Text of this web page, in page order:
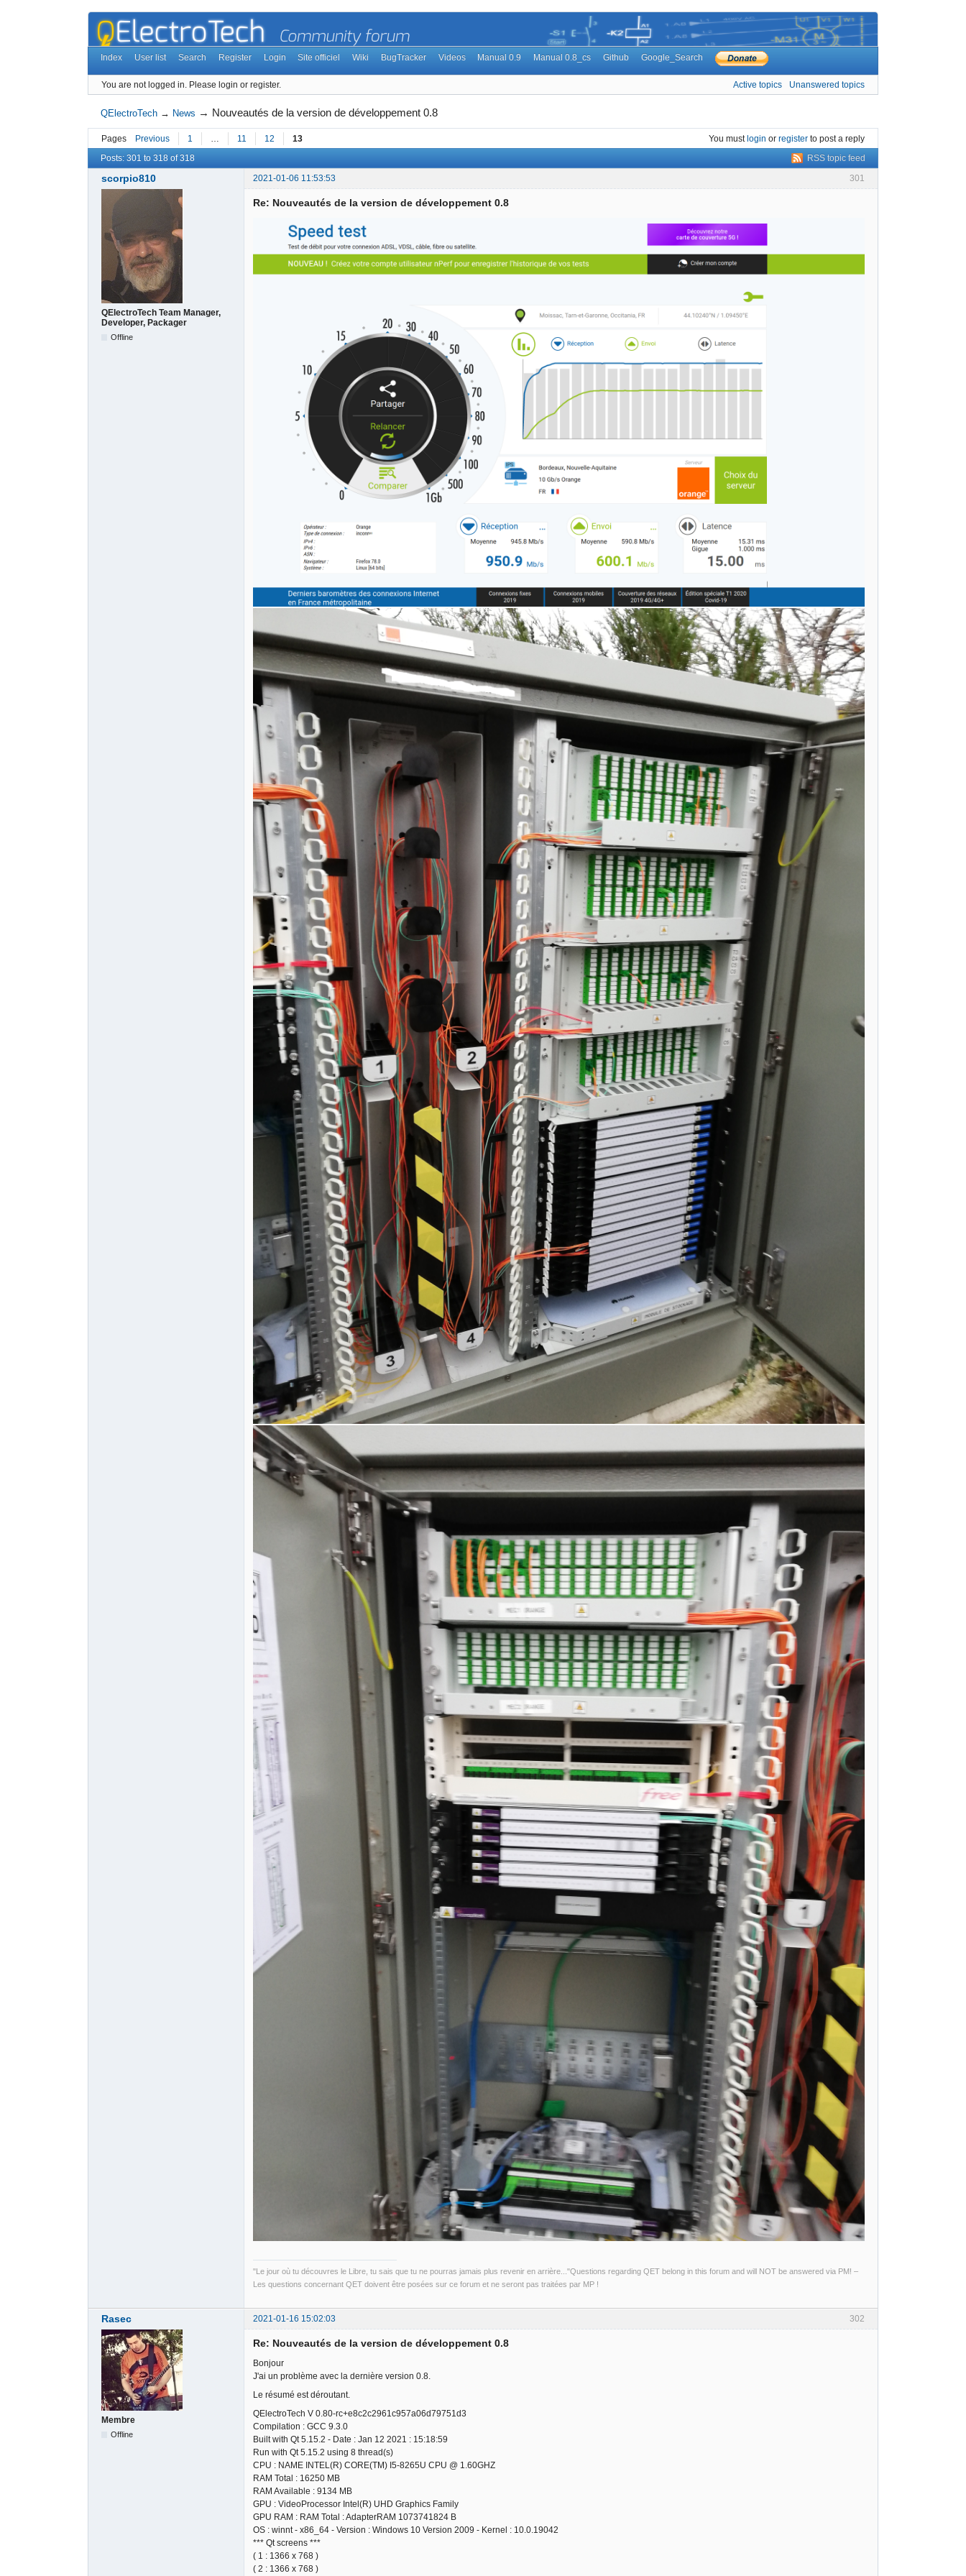
Index User list Search Register Login Site officiel Wiki BugTracker Videos Manual 0.9 Manual 0.8_cs Github Google_Search
You are not logged in. Please login or register. Active topics Unanswered topics
QElectroTech → News → Nouveautés de la version de développement 0.8
Pages Previous 1 11 12 13 You mustlogin or register to post a reply
RSS topic feed
Posts: 301 to 318 of 318
301
scorpio810 2021-01-06 11:53:53
QElectroTech Team Manager,
Developer, Packager
Offline
Re: Nouveautés de la version de développement 0.8
"Le jour où tu découvres le Libre, tu sais que tu ne pourras jamais plus revenir en arrière..."Questions regarding QET belong in this forum and will NOT be answered via PM! –
Les questions concernant QET doivent être posées sur ce forum et ne seront pas traitées par MP !
302
Rasec 2021-01-16 15:02:03
Membre
Offline
Re: Nouveautés de la version de développement 0.8
Bonjour
J'ai un problème avec la dernière version 0.8.
Le résumé est déroutant.
QElectroTech V 0.80-rc+e8c2c2961c957a06d79751d3
Compilation : GCC 9.3.0
Built with Qt 5.15.2 - Date : Jan 12 2021 : 15:18:59
Run with Qt 5.15.2 using 8 thread(s)
CPU : NAME INTEL(R) CORE(TM) I5-8265U CPU @ 1.60GHZ
RAM Total : 16250 MB
RAM Available : 9134 MB
GPU : VideoProcessor Intel(R) UHD Graphics Family
GPU RAM : RAM Total : AdapterRAM 1073741824 B
OS : winnt - x86_64 - Version : Windows 10 Version 2009 - Kernel : 10.0.19042
*** Qt screens ***
( 1 : 1366 x 768 )
( 2 : 1366 x 768 )